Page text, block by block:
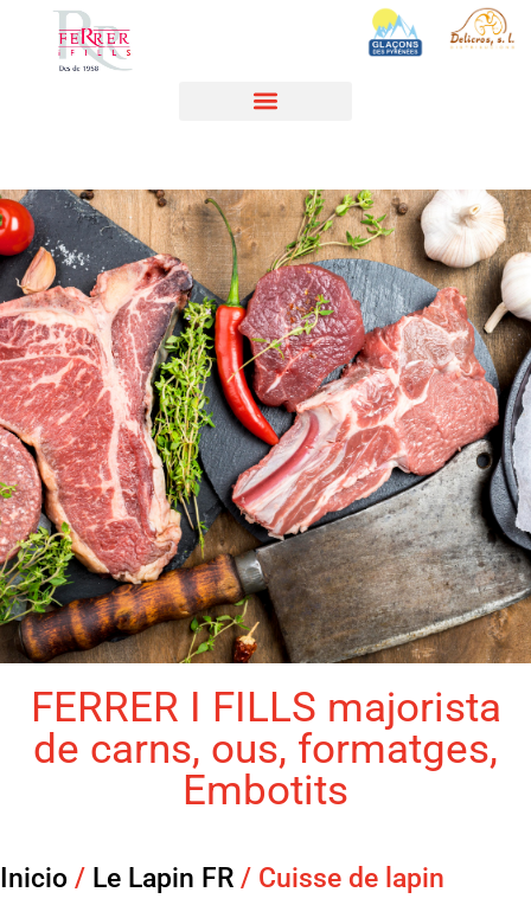
FERRER I FILLS majorista
de carns, ous, formatges,
Embotits
Inicio / Le Lapin FR / Cuisse de lapin